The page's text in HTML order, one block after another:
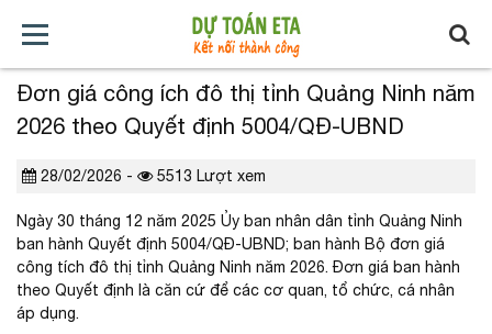
TRANG
GIỚI
TẢI
TIN
BÁO
KHÓA
DỰNG
Đơn giá công ích đô thị tỉnh Quảng Ninh năm
2026 theo Quyết định 5004/QĐ-UBND
28/02/2026 - 5513 Lượt xem
Ngày 30 tháng 12 năm 2025 Ủy ban nhân dân tỉnh Quảng Ninh
ban hành Quyết định 5004/QĐ-UBND; ban hành Bộ đơn giá
công tích đô thị tỉnh Quảng Ninh năm 2026. Đơn giá ban hành
theo Quyết định là căn cứ để các cơ quan, tổ chức, cá nhân
áp dụng.